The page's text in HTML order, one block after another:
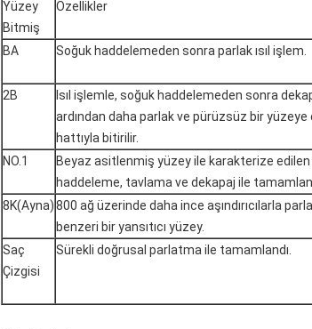
Yüzey
Bitmiş
Özellikler
BA Soğuk haddelemeden sonra parlak ısıl işlem.
2B
Isıl işlemle, soğuk haddelemeden sonra
ardından daha parlak ve pürüzsüz bir
hattıyla bitirilir.
NO.1
Beyaz asitlenmiş yüzey ile karakterize edilen
haddeleme, tavlama ve dekapaj ile
8K(Ayna)800 ağ üzerinde daha ince aşındırıcılarla
benzeri bir yansıtıcı yüzey.
Saç
Çizgisi
Sürekli doğrusal parlatma ile tamamlandı.